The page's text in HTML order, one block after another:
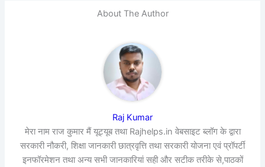
About The Author
Raj Kumar
मेरा नाम राज कुमार मैं यूट्यूब तथा Rajhelps.in वेबसाइट ब्लॉग के द्वारा
सरकारी नौकरी, शिक्षा जानकारी छात्रवृत्ति तथा सरकारी योजना एवं प्रॉपर्टी
इनफॉरमेशन तथा अन्य सभी जानकारियां सही और सटीक तरीके से,पाठकों